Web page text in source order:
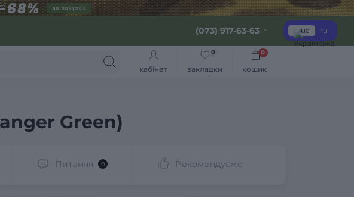
(073) 917-63-63 ua ru
кабінет закладки
0
кошик
0
Green)
Питання 0 Рекомендуємо